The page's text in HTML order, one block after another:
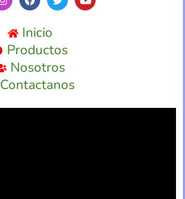
Inicio
Productos
Nosotros
Contactanos